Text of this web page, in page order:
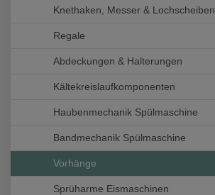
Knethaken, Messer & Lochscheiben
Regale
Abdeckungen & Halterungen
Kältekreislaufkomponenten
Haubenmechanik Spülmaschine
Bandmechanik Spülmaschine
Vorhänge
Sprüharme Eismaschinen